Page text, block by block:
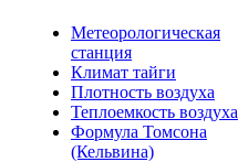
Метеорологическая
станция
Климат тайги
Плотность воздуха
Теплоемкость воздуха
Формула Томсона
(Кельвина)